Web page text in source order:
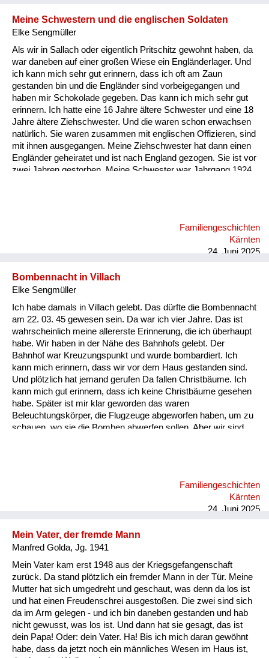
Wohnen
Meine Schwestern und die englischen Soldaten
Elke Sengmüller
Als wir in Sallach oder eigentlich Pritschitz gewohnt haben, da
war daneben auf einer großen Wiese ein Engländerlager. Und
ich kann mich sehr gut erinnern, dass ich oft am Zaun
gestanden bin und die Engländer sind vorbeigegangen und
haben mir Schokolade gegeben. Das kann ich mich sehr gut
erinnern. Ich hatte eine 16 Jahre ältere Schwester und eine 18
Jahre ältere Ziehschwester. Und die waren schon erwachsen
natürlich. Sie waren zusammen mit englischen Offizieren, sind
mit ihnen ausgegangen. Meine Ziehschwester hat dann einen
Engländer geheiratet und ist nach England gezogen. Sie ist vor
zwei Jahren gestorben. Meine Schwester war Jahrgang 1924,
Familiengeschichten
Kärnten
24. Juni 2025
Bombennacht in Villach
Elke Sengmüller
Ich habe damals in Villach gelebt. Das dürfte die Bombennacht
am 22. 03. 45 gewesen sein. Da war ich vier Jahre. Das ist
wahrscheinlich meine allererste Erinnerung, die ich überhaupt
habe. Wir haben in der Nähe des Bahnhofs gelebt. Der
Bahnhof war Kreuzungspunkt und wurde bombardiert. Ich
kann mich erinnern, dass wir vor dem Haus gestanden sind.
Und plötzlich hat jemand gerufen Da fallen Christbäume. Ich
kann mich gut erinnern, dass ich keine Christbäume gesehen
habe. Später ist mir klar geworden das waren
Beleuchtungskörper, die Flugzeuge abgeworfen haben, um zu
schauen, wo sie die Bomben abwerfen sollen. Aber wir sind
wir aus dem Keller rausgegangen sind. Es hat einen
Kellerausgang gegeben, in den Garten und der war voller
Familiengeschichten
Kärnten
24. Juni 2025
Mein Vater, der fremde Mann
Manfred Golda, Jg. 1941
Mein Vater kam erst 1948 aus der Kriegsgefangenschaft
zurück. Da stand plötzlich ein fremder Mann in der Tür. Meine
Mutter hat sich umgedreht und geschaut, was denn da los ist
und hat einen Freudenschrei ausgestoßen. Die zwei sind sich
da im Arm gelegen - und ich bin daneben gestanden und hab
nicht gewusst, was los ist. Und dann hat sie gesagt, das ist
dein Papa! Oder: dein Vater. Ha! Bis ich mich daran gewöhnt
habe, dass da jetzt noch ein männliches Wesen im Haus ist,